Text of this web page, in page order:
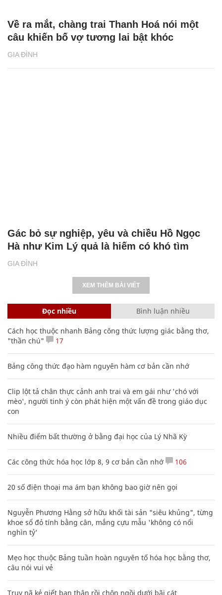
GIA ĐÌNH
Về ra mắt, chàng trai Thanh Hoá nói một
câu khiến bố vợ tương lai bật khóc
GIA ĐÌNH
Gác bỏ sự nghiệp, yêu và chiều Hồ Ngọc
Hà như Kim Lý quả là hiếm có khó tìm
XEM THÊM BÀI VIẾT
Đọc nhiều Bình luận nhiều
Cách học thuộc nhanh Bảng công thức lượng giác bằng thơ,
"thần chú"
17
Bảng công thức đạo hàm nguyên hàm cơ bản cần nhớ
Clip lột tả chân thực cảnh anh trai và em gái như 'chó với
mèo', người tinh ý còn phát hiện một vấn đề trong giáo dục
con
Nhiều điểm bất thường ở bằng đại học của Lý Nhã Kỳ
Các công thức hóa học lớp 8, 9 cơ bản cần nhớ 106
20 số điện thoại ma ám bạn không bao giờ nên gọi
Nguyễn Phương Hằng sở hữu khối tài sản "siêu khủng", từng
khoe sổ đỏ tính bằng cân, mắng cựu mẫu 'không có nổi
nghìn tỷ'
Mẹo học thuộc Bảng tuần hoàn nguyên tố hóa học bằng thơ,
câu nói vui vẻ
Truy nã kẻ giết bạn thân rồi chôn ngồi dưới bãi cát